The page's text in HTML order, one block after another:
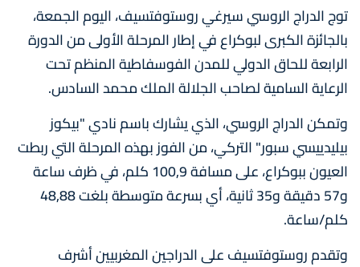
توج الدراج الروسي سيرغي روستوفتسيف، اليوم الجمعة،
بالجائزة الكبرى لبوكراع في إطار المرحلة الأولى من الدورة
الرابعة للحاق الدولي للمدن الفوسفاطية المنظم تحت
الرعاية السامية لصاحب الجلالة الملك محمد السادس.
وتمكن الدراج الروسي، الذي يشارك باسم نادي "بيكوز
بيليدييسي سبور" التركي، من الفوز بهذه المرحلة التي ربطت
العيون ببوكراع، على مسافة 100,9 كلم، في ظرف ساعة
و57 دقيقة و35 ثانية، أي بسرعة متوسطة بلغت 48,88
كلم/ساعة.
وتقدم روستوفتسيف على الدراجين المغربيين أشرف